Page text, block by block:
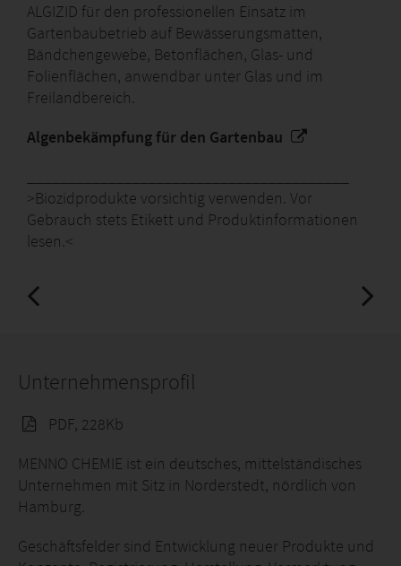
ALGIZID für den professionellen Einsatz im
Gartenbaubetrieb auf Bewässerungsmatten,
Bändchengewebe, Betonflächen, Glas- und
Folienflächen, anwendbar unter Glas und im
Freilandbereich.
Algenbekämpfung für den Gartenbau
>Biozidprodukte vorsichtig verwenden. Vor
Gebrauch stets Etikett und Produktinformationen
lesen.<
Unternehmensprofil
PDF, 228Kb
MENNO CHEMIE ist ein deutsches, mittelständisches
Unternehmen mit Sitz in Norderstedt, nördlich von
Hamburg.
Geschäftsfelder sind Entwicklung neuer Produkte und